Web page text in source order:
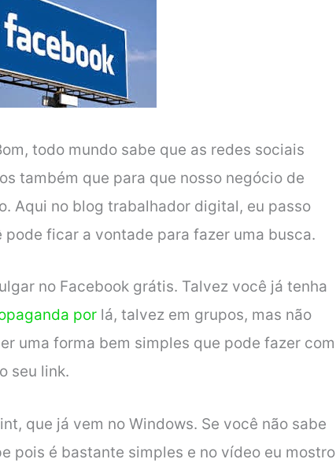
todo mundo sabe que as redes sociais
também que para que nosso negócio de
Aqui no blog trabalhador digital, eu passo
ficar a vontade para fazer uma busca.
no Facebook grátis. Talvez você já tenha
por lá, talvez em grupos, mas não
uma forma bem simples que pode fazer com
seu link.
que já vem no Windows. Se você não sabe
pois é bastante simples e no vídeo eu mostro